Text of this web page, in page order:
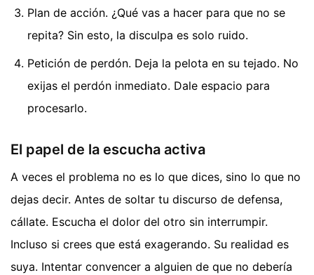
Plan de acción. ¿Qué vas a hacer para que no se
repita? Sin esto, la disculpa es solo ruido.
Petición de perdón. Deja la pelota en su tejado. No
exijas el perdón inmediato. Dale espacio para
procesarlo.
El papel de la escucha activa
A veces el problema no es lo que dices, sino lo que no
dejas decir. Antes de soltar tu discurso de defensa,
cállate. Escucha el dolor del otro sin interrumpir.
Incluso si crees que está exagerando. Su realidad es
suya. Intentar convencer a alguien de que no debería